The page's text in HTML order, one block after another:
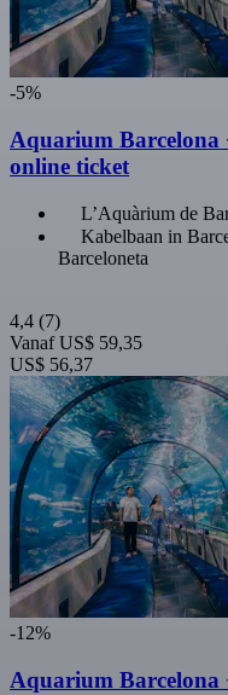
-5%
Aquarium Barcelona
online ticket
L’Aquàrium de
Kabelbaan in
Barceloneta
4,4 (7)
Vanaf US$ 59,35
US$ 56,37
-12%
Aquarium Barcelona